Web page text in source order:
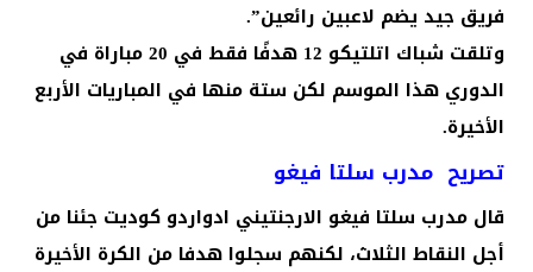
فريق جيد يضم لاعبين رائعين”.
وتلقت شباك اتلتيكو 12 هدفًا فقط في 20 مباراة في
الدوري هذا الموسم لكن ستة منها في المباريات الأربع
الأخيرة.
تصريح مدرب سلتا فيغو
قال مدرب سلتا فيغو الارجنتيني ادواردو كوديت جئنا من
أجل النقاط الثلاث، لكنهم سجلوا هدفا من الكرة الأخيرة